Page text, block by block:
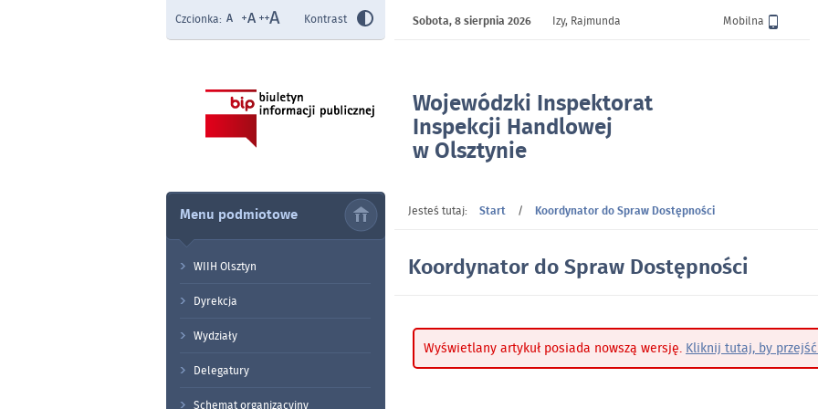
Wojewódzki Inspektorat
Inspekcji Handlowej
w Olsztynie
Czcionka: Kontrast Wersja
Mobilna
Sobota,8 sierpnia 2026
Izy, Rajmunda
Menu podmiotowe
WIIH Olsztyn
Dyrekcja
Wydziały
Delegatury
Schemat organizacyjny
Jesteś tutaj: Start / Koordynator do Spraw Dostępności
Koordynator do Spraw Dostępności
Wyświetlany artykuł posiada nowszą wersję. Kliknij tutaj, by